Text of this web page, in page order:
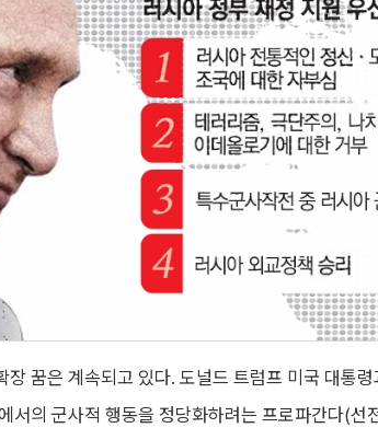
꿈은 계속되고 있다. 도널드 트럼프 미국 대통
서의 군사적 행동을 정당화하려는 프로파간다(선